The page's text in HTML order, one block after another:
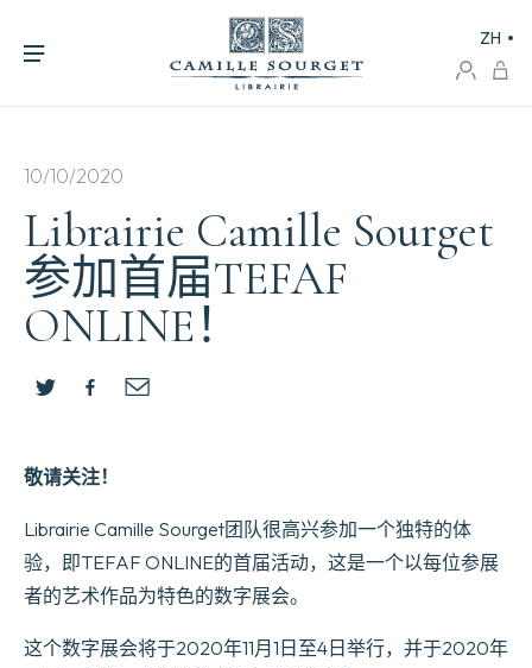
ZH
10/10/2020
Librairie Camille Sourget
参加首届TEFAF
ONLINE！
敬请关注！
Librairie Camille Sourget团队很高兴参加一个独特的体
验，即TEFAF ONLINE的首届活动，这是一个以每位参展
者的艺术作品为特色的数字展会。
这个数字展会将于2020年11月1日至4日举行，并于2020年